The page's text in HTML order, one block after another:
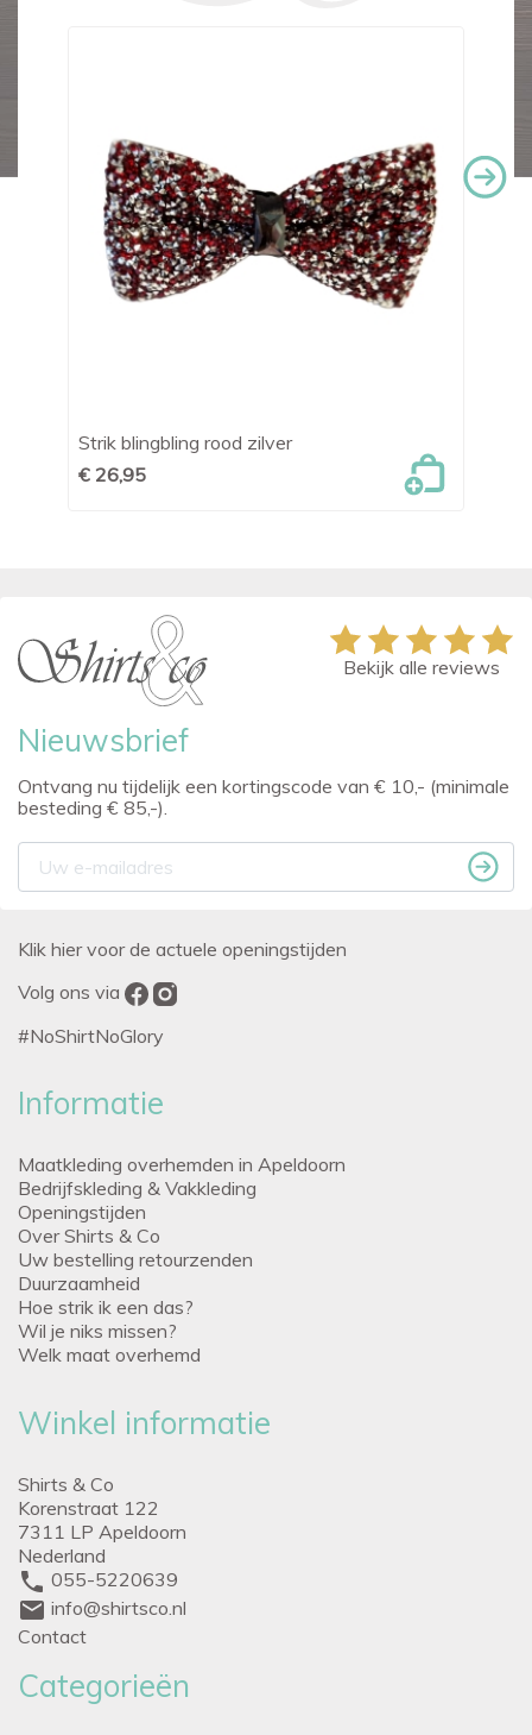
Strik blingbling rood zilver
€ 26,95
Nieuwsbrief
Ontvang nu tijdelijk een kortingscode van € 10,- (minimale
besteding € 85,-).
Bekijk alle reviews
Klik hier voor de actuele openingstijden
Volg ons via
#NoShirtNoGlory
Informatie
Maatkleding overhemden in Apeldoorn
Bedrijfskleding & Vakkleding
Openingstijden
Over Shirts & Co
Uw bestelling retourzenden
Duurzaamheid
Hoe strik ik een das?
Wil je niks missen?
Welk maat overhemd
Winkel informatie
Shirts & Co
Korenstraat 122
7311 LP Apeldoorn
Nederland
phone 055-5220639
mail info@shirtsco.nl
Contact
Categorieën